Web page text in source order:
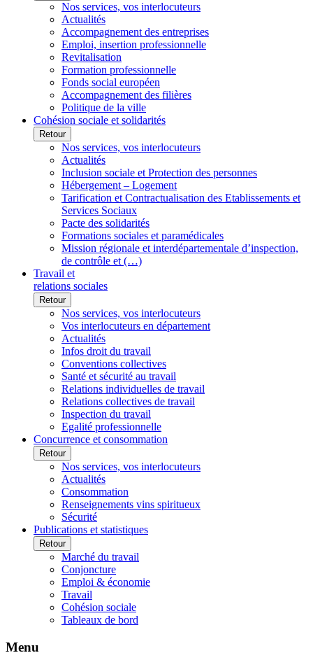
Nos services, vos interlocuteurs
Actualités
Accompagnement des entreprises
Emploi, insertion professionnelle
Revitalisation
Formation professionnelle
Fonds social européen
Accompagnement des filières
Politique de la ville
Cohésion sociale et solidarités
Retour
Nos services, vos interlocuteurs
Actualités
Inclusion sociale et Protection des personnes
Hébergement – Logement
Tarification et Contractualisation des Etablissements et
Services Sociaux
Pacte des solidarités
Formations sociales et paramédicales
Mission régionale et interdépartementale d’inspection,
de contrôle et (…)
Travail et
relations sociales
Retour
Nos services, vos interlocuteurs
Vos interlocuteurs en département
Actualités
Infos droit du travail
Conventions collectives
Santé et sécurité au travail
Relations individuelles de travail
Relations collectives de travail
Inspection du travail
Egalité professionnelle
Concurrence et consommation
Retour
Nos services, vos interlocuteurs
Actualités
Consommation
Renseignements vins spiritueux
Sécurité
Publications et statistiques
Retour
Marché du travail
Conjoncture
Emploi & économie
Travail
Cohésion sociale
Tableaux de bord
Menu